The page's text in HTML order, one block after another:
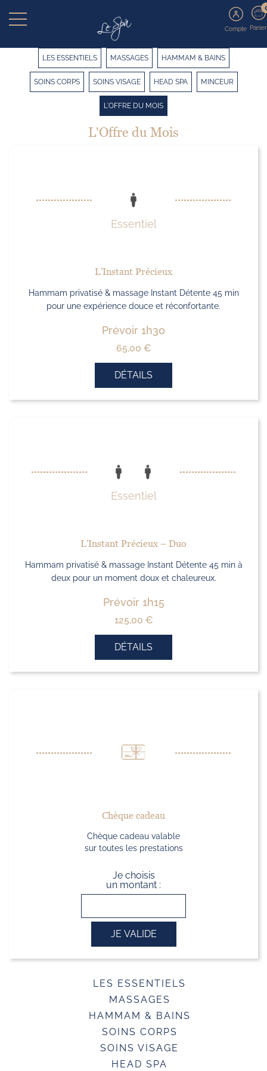
Compte Panier
LES ESSENTIELS MASSAGES HAMMAM & BAINS
SOINS CORPS SOINS VISAGE HEAD SPA MINCEUR
L'OFFRE DU MOIS
L'Offre du Mois
Essentiel
L'Instant Précieux
Hammam privatisé & massage Instant Détente 45 min
pour une expérience douce et réconfortante.
Prévoir 1h30
65,00 €
DÉTAILS
Essentiel
L'Instant Précieux – Duo
Hammam privatisé & massage Instant Détente 45 min à
deux pour un moment doux et chaleureux.
Prévoir 1h15
125,00 €
DÉTAILS
Chèque cadeau
Chèque cadeau valable
sur toutes les prestations
Je choisis
un montant :
JE VALIDE
LES ESSENTIELS
MASSAGES
HAMMAM & BAINS
SOINS CORPS
SOINS VISAGE
HEAD SPA